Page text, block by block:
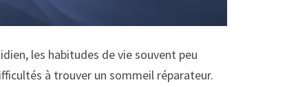
les habitudes de vie souvent peu
à trouver un sommeil réparateur.